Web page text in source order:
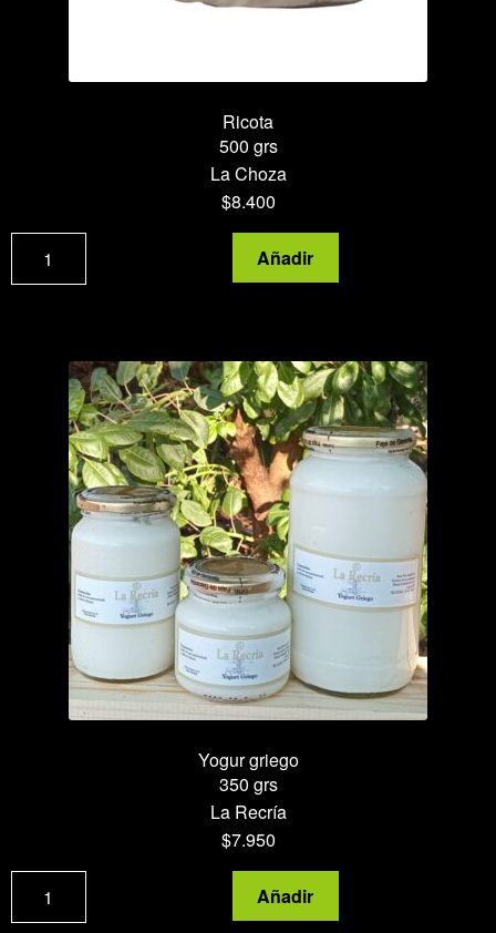
Ricota
500 grs
La Choza
$8.400
Ricota
cantidad
Añadir
Yogur griego
350 grs
La Recría
$7.950
Yogur
griego
Añadir